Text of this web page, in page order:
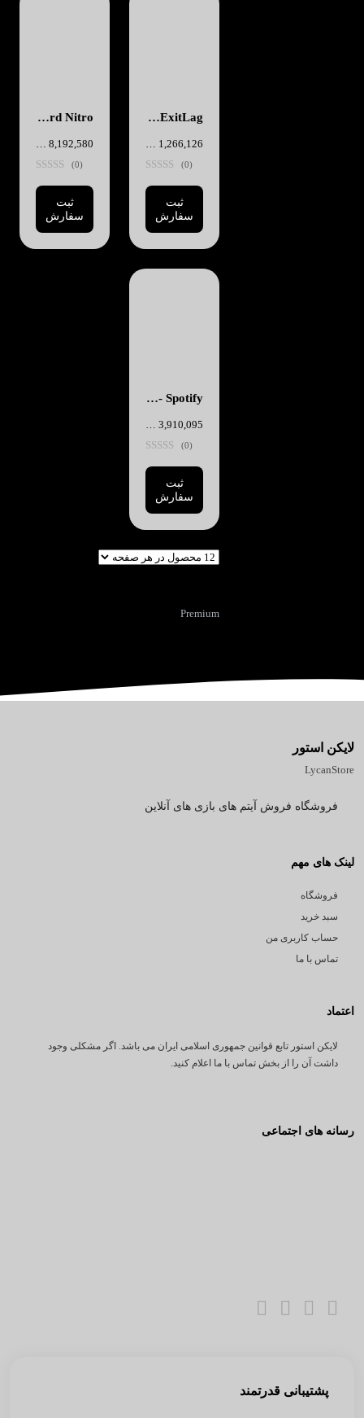
ExitLag - یک ماهه
1,266,126 تومان
(0)
ثبت
سفارش
Discord Nitro - یک ساله
8,192,580 تومان
(0)
ثبت
سفارش
Spotify - یک ساله
3,910,095 تومان
(0)
ثبت
سفارش
Premium
لایکن استور
LycanStore
فروشگاه فروش آیتم های بازی های آنلاین
لینک های مهم
فروشگاه
سبد خرید
حساب کاربری من
تماس با ما
اعتماد
لایکن استور تابع قوانین جمهوری اسلامی ایران می باشد. اگر مشکلی وجود
داشت آن را از بخش تماس با ما اعلام کنید.
رسانه های اجتماعی
پشتیبانی قدرتمند